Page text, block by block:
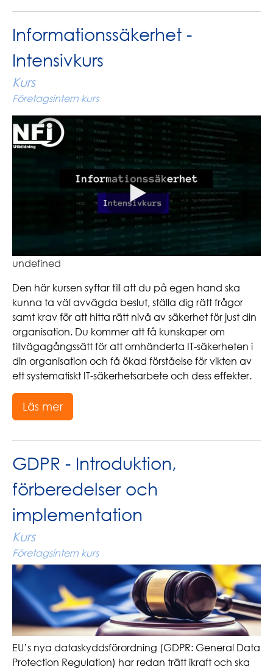
Informationssäkerhet -
Intensivkurs
Kurs
Företagsintern kurs
undefined
Den här kursen syftar till att du på egen hand ska
kunna ta väl avvägda beslut, ställa dig rätt frågor
samt krav för att hitta rätt nivå av säkerhet för just din
organisation. Du kommer att få kunskaper om
tillvägagångssätt för att omhänderta IT-säkerheten i
din organisation och få ökad förståelse för vikten av
ett systematiskt IT-säkerhetsarbete och dess effekter.
Läs mer
GDPR - Introduktion,
förberedelser och
implementation
Kurs
Företagsintern kurs
EU’s nya dataskyddsförordning (GDPR: General Data
Protection Regulation) har redan trätt ikraft och ska